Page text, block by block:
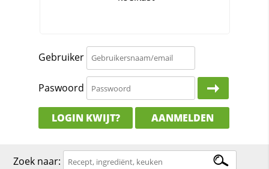
Gebruiker
Paswoord
LOGIN KWIJT? AANMELDEN
Zoek naar: